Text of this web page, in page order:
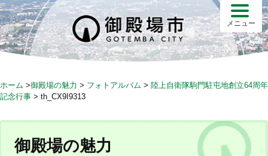
S
k
i
p
c
n
メニュー
ホーム >御殿場の魅力 > フォトアルバム > 陸上自衛隊駒門駐屯地創立64周年
記念行事 > th_CX9I9313
御殿場の魅力